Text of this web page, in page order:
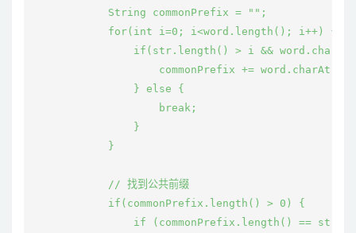
            String commonPrefix = "";
            for(int i=0; i<word.length(); i++) {
if(str.length() > i &&
                    commonPrefix += word.charAt(i);
                } else {
                    break;
                }
            }
            // 找到公共前缀
            if(commonPrefix.length() > 0) {
if (commonPrefix.length() ==